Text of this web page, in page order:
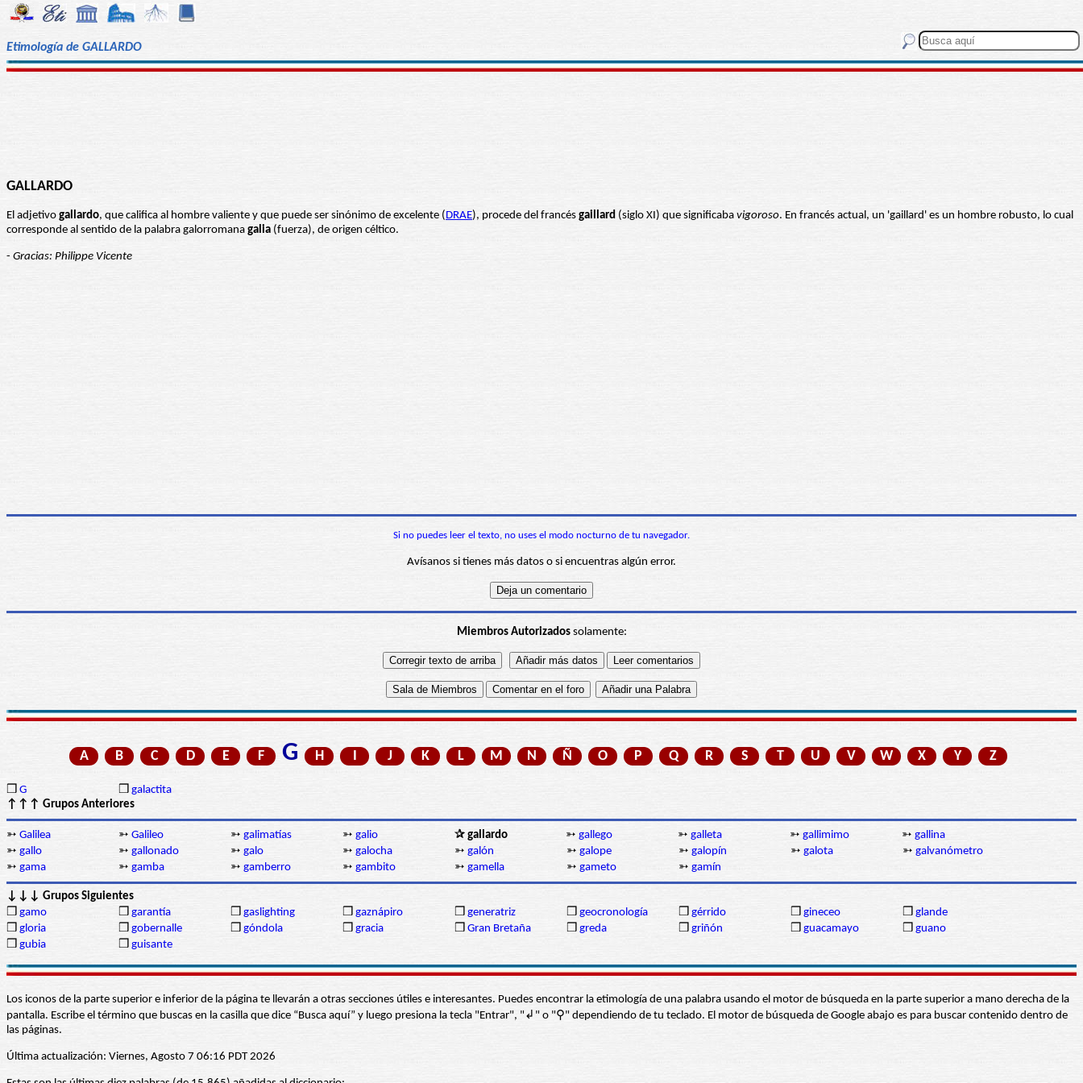
Etimología de GALLARDO
GALLARDO
El adjetivo gallardo, que califica al hombre valiente y que puede ser sinónimo de excelente (DRAE), procede del francés gaillard (siglo XI) que significaba vigoroso. En francés actual, un 'gaillard' es un hombre robusto, lo cual
corresponde al sentido de la palabra galorromana galia (fuerza), de origen céltico.
- Gracias: Philippe Vicente
Si no puedes leer el texto, no uses el modo nocturno de tu navegador.
Avísanos si tienes más datos o si encuentras algún error.
Miembros Autorizadossolamente:
A B C D E F G H I J K L M N Ñ O P Q R S T U V W X Y Z
❒ G ❒ galactita
↑↑↑ Grupos Anteriores
➳ Galilea ➳ Galileo ➳ galimatías ➳ galio ✰ gallardo ➳ gallego ➳ galleta ➳ gallimimo ➳ gallina
➳ gallo ➳ gallonado ➳ galo ➳ galocha ➳ galón ➳ galope ➳ galopín ➳ galota ➳ galvanómetro
➳ gama ➳ gamba ➳ gamberro ➳ gambito ➳ gamella ➳ gameto ➳ gamín
↓↓↓ Grupos Siguientes
❒ gamo ❒ garantía ❒ gaslighting ❒ gaznápiro ❒ generatriz ❒ geocronología ❒ gérrido ❒ gineceo ❒ glande
❒ gloria ❒ gobernalle ❒ góndola ❒ gracia ❒ Gran Bretaña ❒ greda ❒ griñón ❒ guacamayo ❒ guano
❒ gubia ❒ guisante
Los iconos de la parte superior e inferior de la página te llevarán a otras secciones útiles e interesantes. Puedes encontrar la etimología de una palabra usando el motor de búsqueda en la parte superior a mano derecha de la
pantalla. Escribe el término que buscas en la casilla que dice “Busca aquí” y luego presiona la tecla "Entrar", "↲" o "⚲" dependiendo de tu teclado. El motor de búsqueda de Google abajo es para buscar contenido dentro de
las páginas.
Última actualización: Viernes, Agosto 7 06:16 PDT 2026